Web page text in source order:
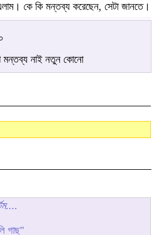
কে কি মন্তব্য করেছেন, সেটা জানতে।
মন্তব্য নাই নতুন কোনো
গাছ"